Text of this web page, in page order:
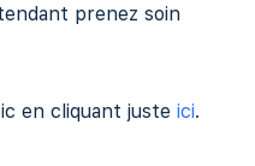
prenez soin
en cliquant juste ici.